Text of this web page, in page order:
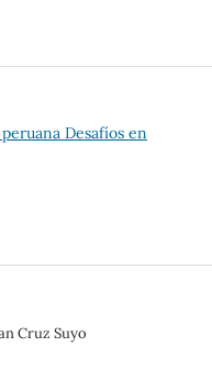
Desafíos en
Cruz Suyo